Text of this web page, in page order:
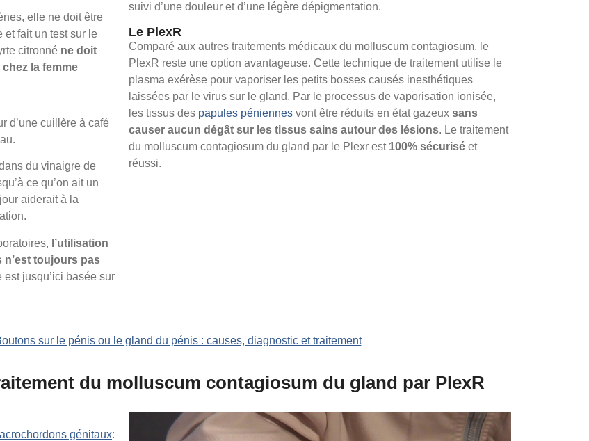
elle ne doit être
et fait un test sur le
citronné ne doit
la femme
d’une cuillère à café
du vinaigre de
ce qu’on ait un
aiderait à la
l’utilisation
toujours pas
est jusqu’ici basée sur
suivi d’une douleur et d’une légère dépigmentation.
Le PlexR
Comparé aux autres traitements médicaux du molluscum contagiosum, le
PlexR reste une option avantageuse. Cette technique de traitement utilise le
plasma exérèse pour vaporiser les petits bosses causés inesthétiques
laissées par le virus sur le gland. Par le processus de vaporisation ionisée,
les tissus des papules péniennes vont être réduits en état gazeux sans
causer aucun dégât sur les tissus sains autour des lésions. Le traitement
du molluscum contagiosum du gland par le Plexr est 100% sécurisé et
réussi.
sur le pénis ou le gland du pénis : causes, diagnostic et traitement
du molluscum contagiosum du gland par PlexR
génitaux: